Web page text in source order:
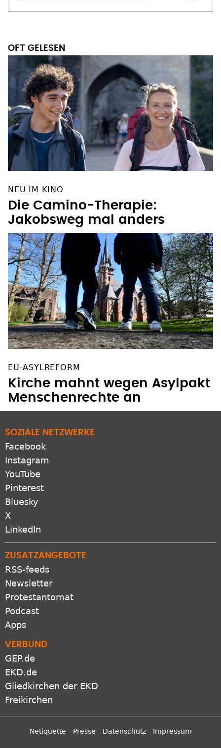
OFT GELESEN
NEU IM KINO
Die Camino-Therapie:
Jakobsweg mal anders
EU-ASYLREFORM
Kirche mahnt wegen Asylpakt
Menschenrechte an
SOZIALE NETZWERKE
Facebook
Instagram
YouTube
Pinterest
Bluesky
X
LinkedIn
ZUSATZANGEBOTE
RSS-feeds
Newsletter
Protestantomat
Podcast
Apps
VERBUND
GEP.de
EKD.de
Gliedkirchen der EKD
Freikirchen
Netiquette Presse Datenschutz Impressum